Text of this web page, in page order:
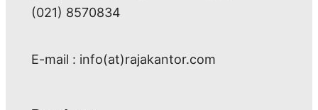
(021) 8570834
E-mail : info(at)rajakantor.com